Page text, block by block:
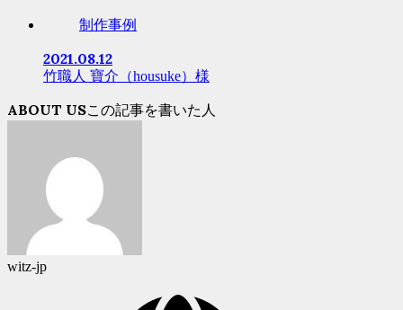
制作事例
2021.08.12
竹職人 寶介（housuke）様
ABOUT US
witz-jp